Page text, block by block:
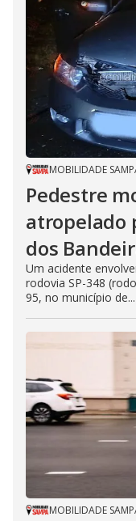
MOBILIDADE
Pedestre
atropelado
dos
Um acidente
rodovia SP-348
95, no município de...
MOBILIDADE